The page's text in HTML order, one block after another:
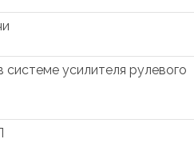
усилителя рулевого